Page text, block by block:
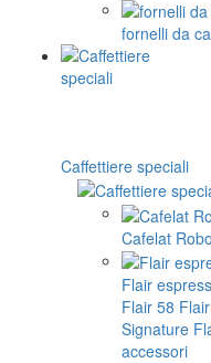
fornelli da
Caffettiere speciali
Cafelat
Flair
Flair 58
Signature
accessori